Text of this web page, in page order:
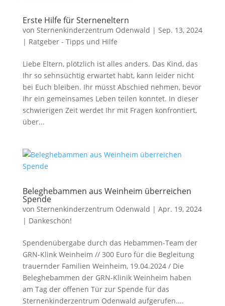
Erste Hilfe für Sterneneltern
von Sternenkinderzentrum Odenwald | Sep. 13, 2024
| Ratgeber - Tipps und Hilfe
Liebe Eltern, plötzlich ist alles anders. Das Kind, das
Ihr so sehnsüchtig erwartet habt, kann leider nicht
bei Euch bleiben. Ihr müsst Abschied nehmen, bevor
Ihr ein gemeinsames Leben teilen konntet. In dieser
schwierigen Zeit werdet Ihr mit Fragen konfrontiert,
über...
Beleghebammen aus Weinheim überreichen
Spende
von Sternenkinderzentrum Odenwald | Apr. 19, 2024
| Dankeschön!
Spendenübergabe durch das Hebammen-Team der
GRN-Klink Weinheim // 300 Euro für die Begleitung
trauernder Familien Weinheim, 19.04.2024 / Die
Beleghebammen der GRN-Klinik Weinheim haben
am Tag der offenen Tür zur Spende für das
Sternenkinderzentrum Odenwald aufgerufen....